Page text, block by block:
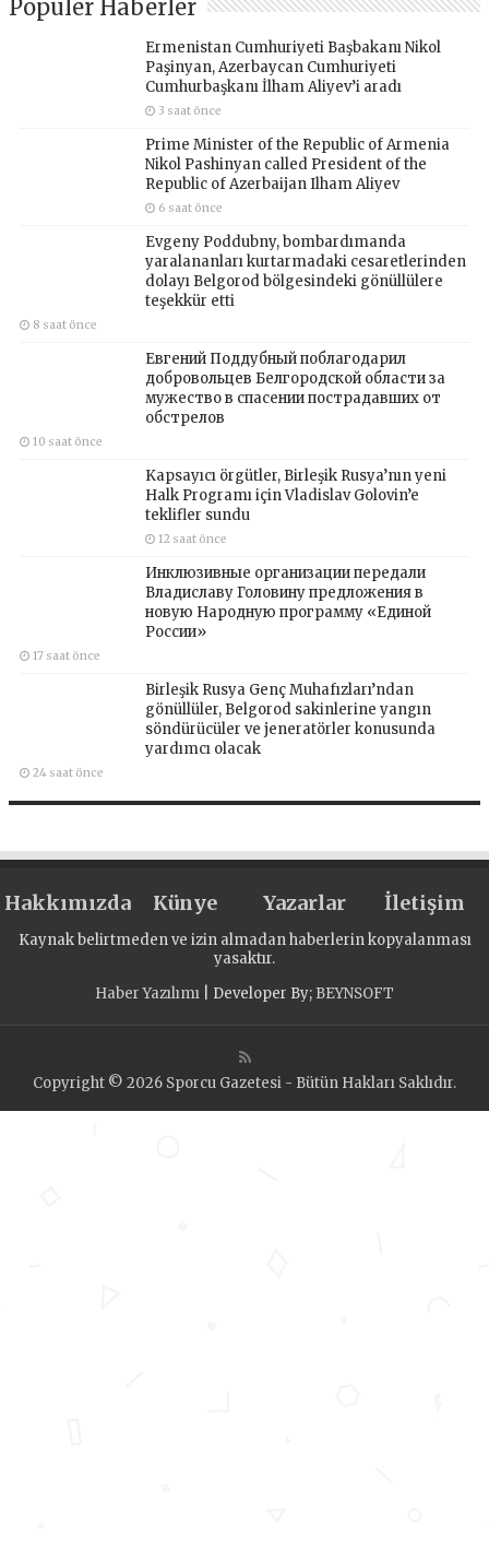
Popüler Haberler
Ermenistan Cumhuriyeti Başbakanı Nikol
Paşinyan, Azerbaycan Cumhuriyeti
Cumhurbaşkanı İlham Aliyev’i aradı
3 saat önce
Prime Minister of the Republic of Armenia
Nikol Pashinyan called President of the
Republic of Azerbaijan Ilham Aliyev
6 saat önce
Evgeny Poddubny, bombardımanda
yaralananları kurtarmadaki cesaretlerinden
dolayı Belgorod bölgesindeki gönüllülere
teşekkür etti
8 saat önce
Евгений Поддубный поблагодарил
добровольцев Белгородской области за
мужество в спасении пострадавших от
обстрелов
10 saat önce
Kapsayıcı örgütler, Birleşik Rusya’nın yeni
Halk Programı için Vladislav Golovin’e
teklifler sundu
12 saat önce
Инклюзивные организации передали
Владиславу Головину предложения в
новую Народную программу «Единой
России»
17 saat önce
Birleşik Rusya Genç Muhafızları’ndan
gönüllüler, Belgorod sakinlerine yangın
söndürücüler ve jeneratörler konusunda
yardımcı olacak
24 saat önce
Hakkımızda Künye Yazarlar İletişim
Kaynak belirtmeden ve izin almadan haberlerin kopyalanması
yasaktır.
Haber Yazılımı | Developer By; BEYNSOFT
Copyright © 2026 Sporcu Gazetesi - Bütün Hakları Saklıdır.